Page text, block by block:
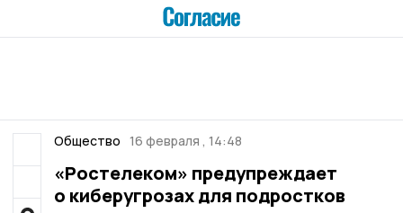
Общество 16 февраля , 14:48
«Ростелеком» предупреждает
о киберугрозах для подростков